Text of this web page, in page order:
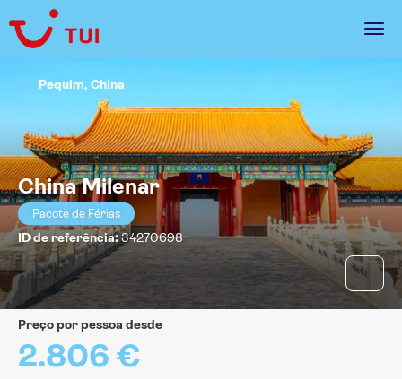
China Milenar
Pacote de Férias
ID de referência:34270698
Pequim, China
preço por pessoa desde
2.806 €